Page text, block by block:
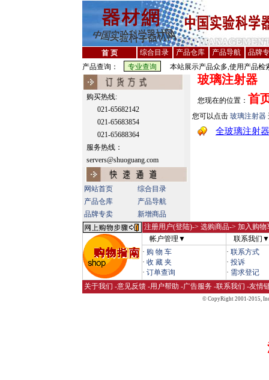
首 页 综合目录 产品仓库 产品导航
品牌
产品查询：
本站展示产品众多,使用产品检
购买热线:
021-65682142
021-65683854
021-65688364
服务热线：
servers@shuoguang.com
网站首页
综合目录
产品仓库
产品导航
品牌专卖
新增商品
玻璃注射器
您现在的位置： 首
您可以点击 玻璃注射器
全玻璃注射器
注册用户(登陆)-> 选购商品-> 加入购
帐户管理▼
联系我们▼
· 购 物 车
· 收 藏 夹
· 订单查询
· 联系方式
· 投诉
· 需求登记
关于我们 -意见反馈 -用户帮助 -广告服务 -联系我们 -友情
© CopyRight 2001-2015,